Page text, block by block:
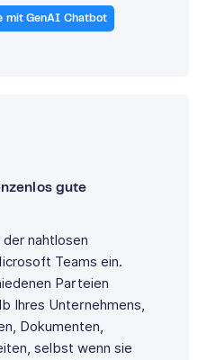
mit GenAI Chatbot
gute
der nahtlosen
Teams ein.
Parteien
Ihres Unternehmens,
Dokumenten,
selbst wenn sie